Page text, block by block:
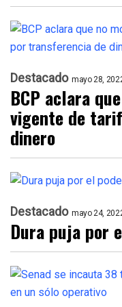
Destacado mayo 28,
BCP aclara
vigente de
dinero
Destacado mayo 24,
Dura puja por